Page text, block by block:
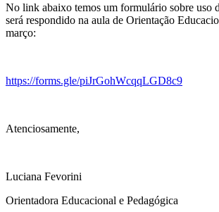
No link abaixo temos um formulário sobre uso
será respondido na aula de Orientação
março:
https://forms.gle/piJrGohWcqqLGD8c9
Atenciosamente,
Luciana Fevorini
Orientadora Educacional e Pedagógica